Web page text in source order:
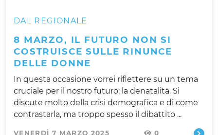
DAL REGIONALE
8 MARZO, IL FUTURO NON SI
COSTRUISCE SULLE RINUNCE
DELLE DONNE
In questa occasione vorrei riflettere su un tema
cruciale per il nostro futuro: la denatalità. Si
discute molto della crisi demografica e di come
contrastarla, ma troppo spesso il dibattito ...
VENERDÌ 7 MARZO 2025 0